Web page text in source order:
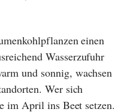
einen
Wasserzufuhr
und sonnig, wachsen
Wer sich
im April ins Beet setzen.